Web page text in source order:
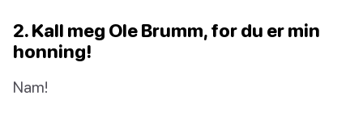
2. Kall meg Ole Brumm, for du er min
honning!
Nam!